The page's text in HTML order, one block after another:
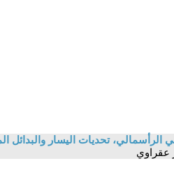
تحديات اليسار والبدائل
عقراوي